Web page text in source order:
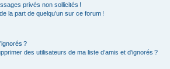
privés non sollicités !
la part de quelqu’un sur ce forum !
?
des utilisateurs de ma liste d’amis et d’ignorés ?